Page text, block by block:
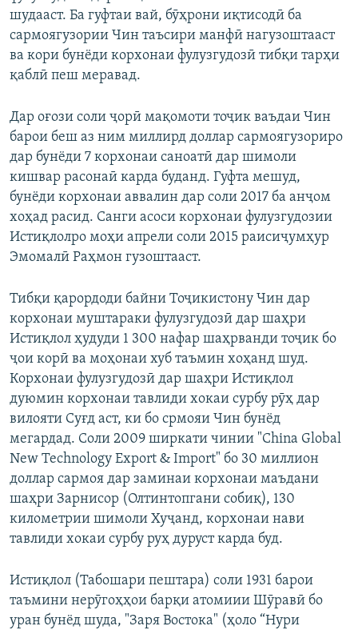
шудааст. Ба гуфтаи вай, бӯҳрони иқтисодӣ ба
сармоягузории Чин таъсири манфӣ нагузоштааст
ва кори бунёди корхонаи фулузгудозӣ тибқи тарҳи
қаблӣ пеш меравад.
Дар оғози соли ҷорӣ мақомоти тоҷик ваъдаи Чин
барои беш аз ним миллирд доллар сармоягузориро
дар бунёди 7 корхонаи саноатӣ дар шимоли
кишвар расонаӣ карда буданд. Гуфта мешуд,
бунёди корхонаи аввалин дар соли 2017 ба анҷом
хоҳад расид. Санги асоси корхонаи фулузгудозии
Истиқлолро моҳи апрели соли 2015 раисиҷумҳур
Эмомалӣ Раҳмон гузоштааст.
Тибқи қарордоди байни Тоҷикистону Чин дар
корхонаи муштараки фулузгудозӣ дар шаҳри
Истиқлол ҳудуди 1 300 нафар шаҳрванди тоҷик бо
ҷои корӣ ва моҳонаи хуб таъмин хоҳанд шуд.
Корхонаи фулузгудозӣ дар шаҳри Истиқлол
дуюмин корхонаи тавлиди хокаи сурбу рӯҳ дар
вилояти Суғд аст, ки бо срмояи Чин бунёд
мегардад. Соли 2009 ширкати чинии "China Global
New Technology Export & Import" бо 30 миллион
доллар сармоя дар заминаи корхонаи маъдани
шаҳри Зарнисор (Олтинтопгани собиқ), 130
километрии шимоли Хуҷанд, корхонаи нави
тавлиди хокаи сурбу руҳ дуруст карда буд.
Истиқлол (Табошари пештара) соли 1931 барои
таъмини нерӯгоҳҳои барқи атомиии Шӯравӣ бо
уран бунёд шуда, "Заря Востока" (ҳоло “Нури